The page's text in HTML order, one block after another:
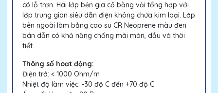
có lỗ trơn. Hai lớp bện gia cố bằng vải tổng hợp với
lớp trung gian siêu dẫn điện không chứa kim loại. Lớp
bên ngoài làm bằng cao su CR Neoprene màu đen
bán dẫn có khả năng chống mài mòn, dầu và thời
tiết.
Thông số hoạt động:
Điện trở: < 1000 Ohm/m
Nhiệt độ làm việc: -30 độ C đến +70 độ C